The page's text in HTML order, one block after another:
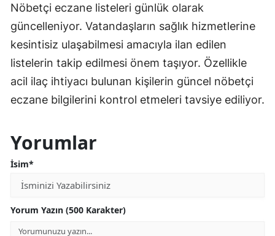
Nöbetçi eczane listeleri günlük olarak
güncelleniyor. Vatandaşların sağlık hizmetlerine
kesintisiz ulaşabilmesi amacıyla ilan edilen
listelerin takip edilmesi önem taşıyor. Özellikle
acil ilaç ihtiyacı bulunan kişilerin güncel nöbetçi
eczane bilgilerini kontrol etmeleri tavsiye ediliyor.
Yorumlar
İsim*
Yorum Yazın (500 Karakter)